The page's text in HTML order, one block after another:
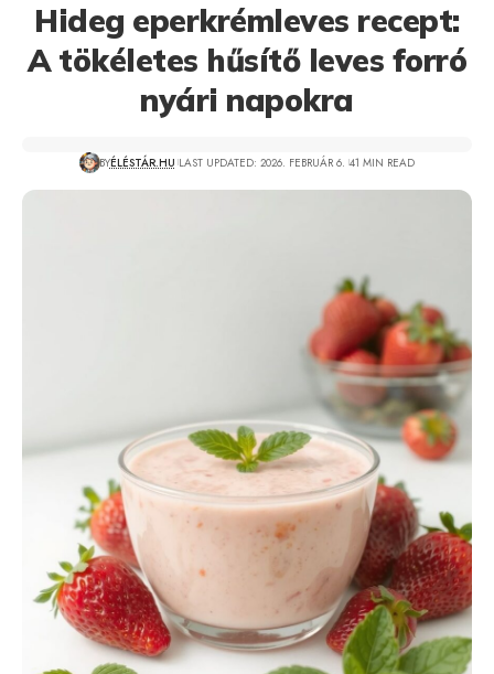
Hideg eperkrémleves recept:
A tökéletes hűsítő leves forró
nyári napokra
BYÉLÉSTÁR.HU LAST UPDATED: 2026. FEBRUÁR 6. 41 MIN READ